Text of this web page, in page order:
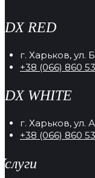
RED
г. Харьков, ул.
+38 (066) 860
WHITE
г. Харьков, ул.
+38 (066) 860